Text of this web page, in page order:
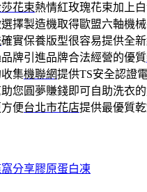
花束熱情紅玫瑰花束加上
擇製造機取得歐盟六軸機
確實保養版型很容易提供全
牌引進品牌合法經營的優質
集機聯網提供TS安全認證
您圓夢賺錢即可自助洗衣
便台北市花店提供最優質
分享膠原蛋白凍